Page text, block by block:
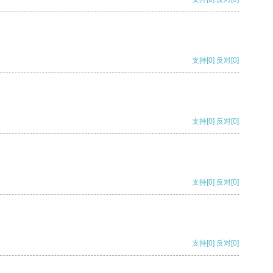
支持[0] 反对[0]
支持[0] 反对[0]
支持[0] 反对[0]
支持[0] 反对[0]